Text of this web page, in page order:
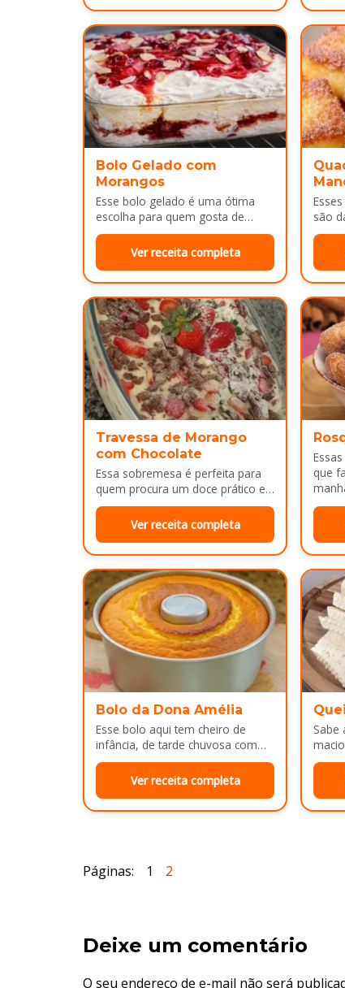
Bolo Gelado com
Morangos
Esse bolo gelado é uma ótima
escolha para quem gosta de
sobremesas bem cremosas e
refrescantes. As camadas de
massa…
Ver receita completa
são
no
Por…
Travessa de Morango
com Chocolate
Essa sobremesa é perfeita para
quem procura um doce prático e
bonito para servir em almoços de
família, aniversários ou…
Ver receita completa
que
bem
Bolo da Dona Amélia
Esse bolo aqui tem cheiro de
infância, de tarde chuvosa com
café passado na hora e risada
solta na cozinha!…
Ver receita completa
Sabe
e
Páginas: 1 2
Deixe um comentário
O seu endereço de e-mail não será